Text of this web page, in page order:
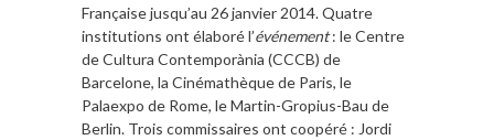
Française jusqu’au 26 janvier 2014. Quatre
institutions ont élaboré l’événement: le Centre
de Cultura Contemporània (CCCB) de
Barcelone, la Cinémathèque de Paris, le
Palaexpo de Rome, le Martin-Gropius-Bau de
Berlin. Trois commissaires ont coopéré : Jordi